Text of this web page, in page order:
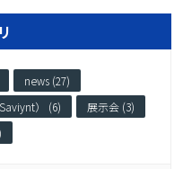
news (27)
） (6)
展示会 (3)